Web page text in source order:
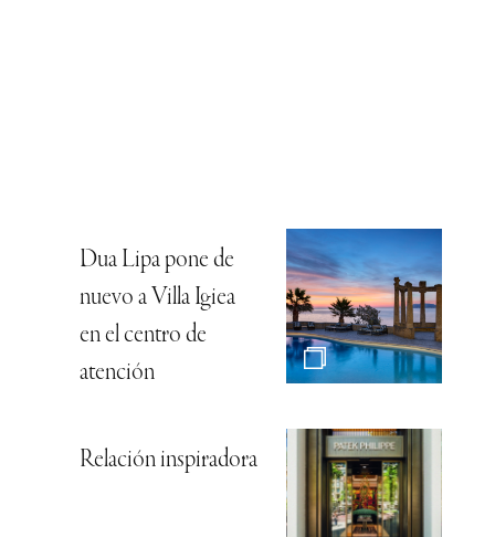
Dua Lipa pone de
nuevo a Villa Igiea
en el centro de
atención
Relación inspiradora